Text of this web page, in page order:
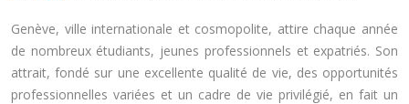
Genève, ville internationale et cosmopolite, attire chaque année
de nombreux étudiants, jeunes professionnels et expatriés. Son
attrait, fondé sur une excellente qualité de vie, des opportunités
professionnelles variées et un cadre de vie privilégié, en fait un